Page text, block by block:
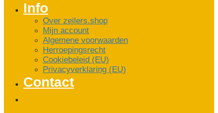
Info
Over zeilers.shop
Mijn account
Algemene voorwaarden
Herroepingsrecht
Cookiebeleid (EU)
Privacyverklaring (EU)
Contact